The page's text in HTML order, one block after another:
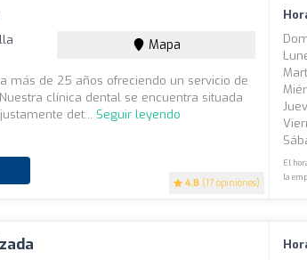
4.8 (17 opiniones)
Mapa
más de 25 años ofreciendo un servicio de
clínica dental se encuentra situada
det... Seguir leyendo
El
la